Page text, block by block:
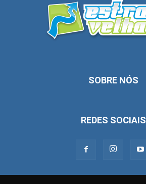
SOBRE NÓS
REDES SOCIAIS